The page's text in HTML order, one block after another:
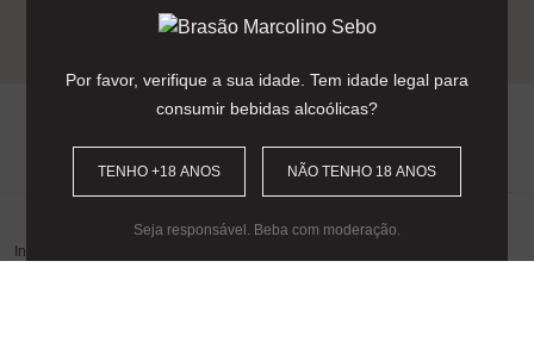
Por favor, verifique a sua idade. Tem idade legal para
consumir bebidas alcoólicas?
TENHO +18 ANOS NÃO TENHO 18 ANOS
Seja responsável. Beba com moderação.
Início